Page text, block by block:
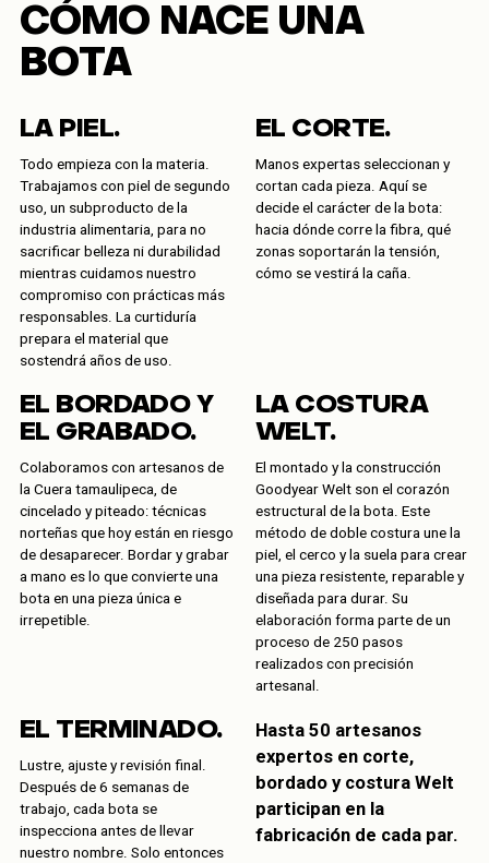
CÓMO NACE UNA
BOTA
LA PIEL.
Todo empieza con la materia.
Trabajamos con piel de segundo
uso, un subproducto de la
industria alimentaria, para no
sacrificar belleza ni durabilidad
mientras cuidamos nuestro
compromiso con prácticas más
responsables. La curtiduría
prepara el material que
sostendrá años de uso.
EL CORTE.
Manos expertas seleccionan y
cortan cada pieza. Aquí se
decide el carácter de la bota:
hacia dónde corre la fibra, qué
zonas soportarán la tensión,
cómo se vestirá la caña.
EL BORDADO Y
EL GRABADO.
Colaboramos con artesanos de
la Cuera tamaulipeca, de
cincelado y piteado: técnicas
norteñas que hoy están en riesgo
de desaparecer. Bordar y grabar
a mano es lo que convierte una
bota en una pieza única e
irrepetible.
LA COSTURA
WELT.
El montado y la construcción
Goodyear Welt son el corazón
estructural de la bota. Este
método de doble costura une la
piel, el cerco y la suela para crear
una pieza resistente, reparable y
diseñada para durar. Su
elaboración forma parte de un
proceso de 250 pasos
realizados con precisión
artesanal.
EL TERMINADO.
Lustre, ajuste y revisión final.
Después de 6 semanas de
trabajo, cada bota se
inspecciona antes de llevar
nuestro nombre. Solo entonces
Hasta 50 artesanos
expertos en corte,
bordado y costura Welt
participan en la
fabricación de cada par.